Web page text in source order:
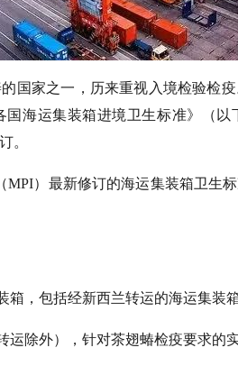
国家之一，历来重视入境检验检
海运集装箱进境卫生标准》（
。
MPI）最新修订的海运集装箱卫生
，包括经新西兰转运的海运集装
运除外），针对茶翅蝽检疫要求的